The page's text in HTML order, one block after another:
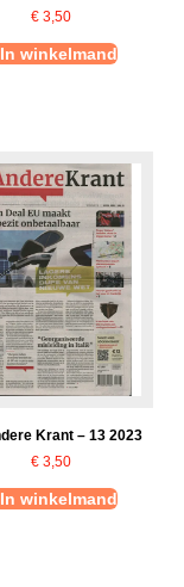
€ 3,50
winkelmand
Krant – 13 2023
€ 3,50
winkelmand